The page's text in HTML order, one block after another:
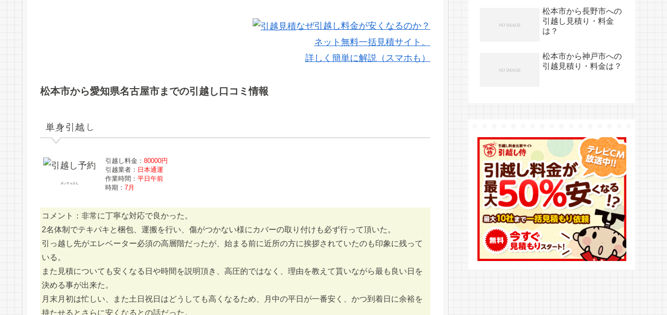
なぜ引越し料金が安くなるのか？
ネット無料一括見積サイト。
詳しく簡単に解説（スマホも）
松本市から愛知県名古屋市までの引越し口コミ情報
単身引越し
ポンチョさん
引越し料金： 80000円
引越業者： 日本通運
作業時間： 平日午前
時期： 7月
コメント：非常に丁寧な対応で良かった。
2名体制でテキパキと梱包、運搬を行い、傷がつかない様にカバーの取り付けも必ず行って頂いた。
引っ越し先がエレベーター必須の高層階だったが、始まる前に近所の方に挨拶されていたのも印象に残って
いる。
また見積についても安くなる日や時間を説明頂き、高圧的ではなく、理由を教えて貰いながら最も良い日を
決める事が出来た。
月末月初は忙しい、また土日祝日はどうしても高くなるため、月中の平日が一番安く、かつ到着日に余裕を
持たせるとさらに安くなるとの話だった。
松本市から長野市への
引越し見積り・料金
は？
松本市から神戸市への
引越見積り・料金は？